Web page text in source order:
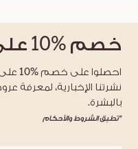
خصم %10
نشرتنا الإخبارية، لمعرفة
بالبشرة.
*تطبق الشروط والأحكام